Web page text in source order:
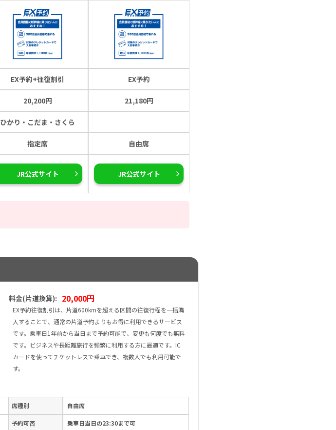
EX予約+往復割引 EX予約
20,200円 21,180円
ひかり・こだま・さくら
指定席 自由席
JR公式サイト JR公式サイト
料金(片道換算): 20,000円
EX予約往復割引は、片道600kmを超える区間の往復行程を一括購
入することで、通常の片道予約よりもお得に利用できるサービス
です。乗車日1年前から当日まで予約可能で、変更も何度でも無料
です。ビジネスや長距離旅行を頻繁に利用する方に最適です。IC
カードを使ってチケットレスで乗車でき、複数人でも利用可能で
す。
席種別 自由席
予約可否 乗車日当日の23:30まで可